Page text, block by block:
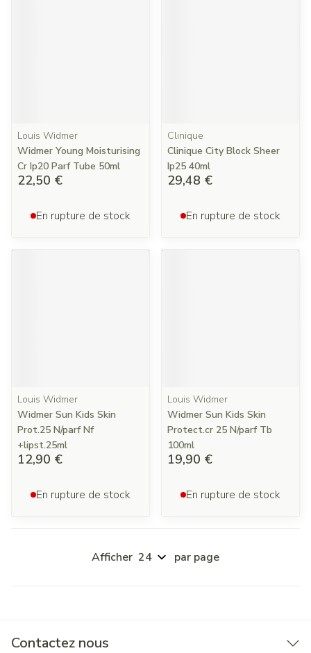
Louis Widmer
Widmer Young Moisturising
Cr Ip20 Parf Tube 50ml
22,50 €
En rupture de stock
Clinique
Clinique City Block Sheer
Ip25 40ml
29,48 €
En rupture de stock
Louis Widmer
Widmer Sun Kids Skin
Prot.25 N/parf Nf
+lipst.25ml
12,90 €
En rupture de stock
Louis Widmer
Widmer Sun Kids Skin
Protect.cr 25 N/parf Tb
100ml
19,90 €
En rupture de stock
Afficher par page
Contactez nous